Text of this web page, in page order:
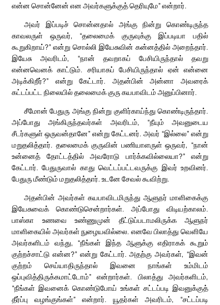
என்ன சொன்னேன் என அவர்களுக்குத் தெரியுமே” என்றார்.
அவர் இப்படிச் சொன்னதால் அங்கு நின்று கொண்டிருந்த
காவலருள் ஒருவர், “தலைமைக் குருவுக்கு இப்படியா பதில்
கூறுகிறாய்?” என்று சொல்லி இயேசுவின் கன்னத்தில் அறைந்தார்.
இயேசு அவரிடம், “நான் தவறாகப் பேசியிருந்தால் தவறு
என்னவெனக் காட்டும். சரியாகப் பேசியிருந்தால் ஏன் என்னை
அடிக்கிறீர்?” என்று கேட்டார். அதன்பின் அன்னா அவரைக்
கட்டப்பட்ட நிலையில் தலைமைக் குரு கயபாவிடம் அனுப்பினார்.
சீமோன் பேதுரு அங்கு நின்று குளிர்காய்ந்து கொண்டிருந்தார்.
அப்போது அங்கிருந்தவர்கள் அவரிடம், “நீயும் அவனுடைய
சீடர்களுள் ஒருவன்தானே” என்று கேட்டனர். அவர் “இல்லை” என்று
மறுதலித்தார். தலைமைக் குருவின் பணியாளருள் ஒருவர், “நான்
உன்னைத் தோட்டத்தில் அவரோடு பார்க்கவில்லையா?” என்று
கேட்டார். பேதுருவால் காது வெட்டப்பட்டவருக்கு இவர் உறவினர்.
பேதுரு மீண்டும் மறுதலித்தார். உடனே சேவல் கூவிற்று.
அதன்பின் அவர்கள் கயபாவிடமிருந்து ஆளுநர் மாளிகைக்கு
இயேசுவைக் கொண்டுசென்றார்கள். அப்போது விடியற்காலம்.
பாஸ்கா உணவை உண்ணுமுன் தீட்டுப்படாமலிருக்க ஆளுநர்
மாளிகையில் அவர்கள் நுழையவில்லை. எனவே பிலாத்து வெளியே
அவர்களிடம் வந்து, “நீங்கள் இந்த ஆளுக்கு எதிராகக் கூறும்
குற்றச்சாட்டு என்ன?” என்று கேட்டார். அதற்கு அவர்கள், “இவன்
குற்றம் செய்யாதிருந்தால் இவனை நாங்கள் உம்மிடம்
ஒப்புவித்திருக்கமாட்டோம்” என்றார்கள். பிலாத்து அவர்களிடம்,
“நீங்கள் இவனைக் கொண்டுபோய் உங்கள் சட்டப்படி இவனுக்குத்
தீர்ப்பு வழங்குங்கள்” என்றார். யூதர்கள் அவரிடம், “சட்டப்படி